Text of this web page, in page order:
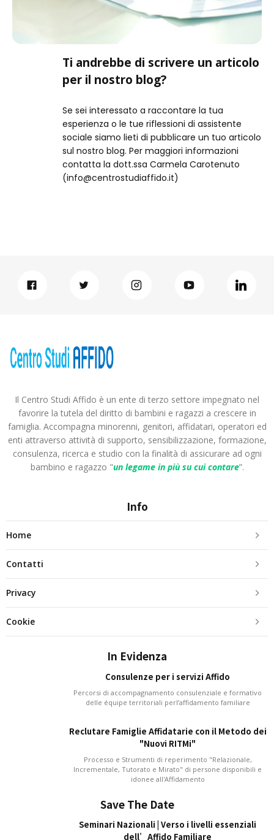
Ti andrebbe di scrivere un articolo
per il nostro blog?
Se sei interessato a raccontare la tua
esperienza o le tue riflessioni di assistente
sociale siamo lieti di pubblicare un tuo articolo
sul nostro blog. Per maggiori informazioni
contatta la dott.ssa Carmela Carotenuto
(info@centrostudiaffido.it)
Il Centro Studi Affido è un ente di terzo settore impegnato nel
favorire la tutela del diritto di bambini e ragazzi a crescere in
famiglia. Accompagna minorenni, genitori, affidatari, operatori ed
enti attraverso attività di supporto, sensibilizzazione, formazione,
consulenza, ricerca e studio con la finalità di assicurare ad ogni
bambino e ragazzo "un legame in più su cui contare”.
Info
Home
Contatti
Privacy
Cookie
In Evidenza
Consulenze per i servizi Affido
Percorsi di accompagnamento consulenziale e formativo
delle équipe territoriali perl’affidamento familiare
Reclutare Famiglie Affidatarie con il Metodo dei
"Nuovi RITMi"
Processo e Strumenti di reperimento "Relazionale,
Incrementale, Tutorato e Mirato" di persone disponibili e
idonee all'Affidamento
Save The Date
Seminari Nazionali | Verso i livelli essenziali
dell’Affido Familiare